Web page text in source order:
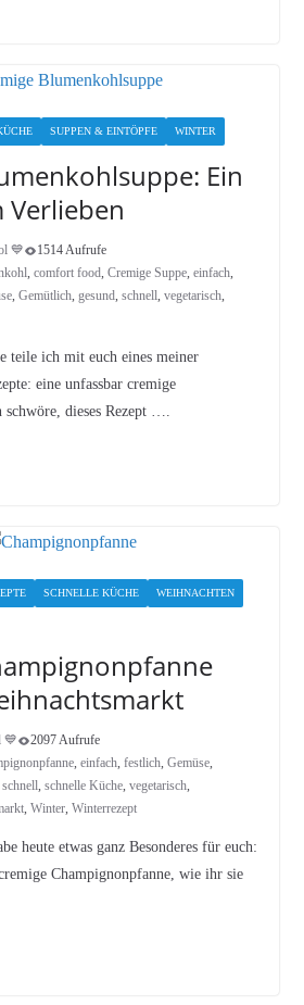
SUPPEN & EINTÖPFE WINTER
Ein
Verlieben
💙
1514 Aufrufe
, comfort food, Cremige Suppe, einfach,
, Gemütlich, gesund, schnell, vegetarisch,
teile ich mit euch eines meiner
eine unfassbar cremige
dieses Rezept ….
SCHNELLE KÜCHE WEIHNACHTEN
💙
2097 Aufrufe
, einfach, festlich, Gemüse,
schnell, schnelle Küche, vegetarisch,
, Winter, Winterrezept
heute etwas ganz Besonderes für euch:
Champignonpfanne, wie ihr sie